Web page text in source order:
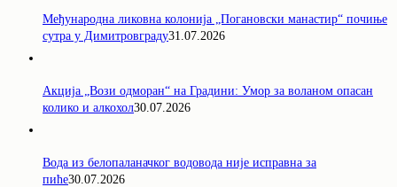
Међународна ликовна колонија „Погановски манастир“ почиње
сутра у Димитровграду31.07.2026
Акција „Вози одморан“ на Градини: Умор за воланом опасан
колико и алкохол30.07.2026
Вода из белопаланачког водовода није исправна за
пиће30.07.2026